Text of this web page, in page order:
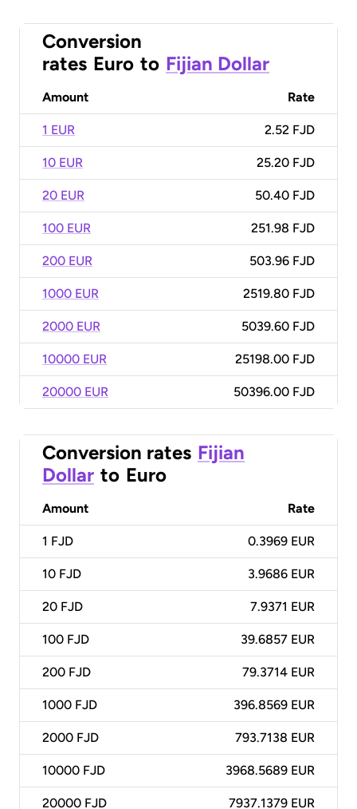
Conversion
rates Euro to Fijian Dollar
Amount Rate
1 EUR 2.52 FJD
10 EUR 25.20 FJD
20 EUR 50.40 FJD
100 EUR 251.98 FJD
200 EUR 503.96 FJD
1000 EUR 2519.80 FJD
2000 EUR 5039.60 FJD
10000 EUR 25198.00 FJD
20000 EUR 50396.00 FJD
Conversion rates Fijian
Dollar to Euro
Amount Rate
1 FJD 0.3969 EUR
10 FJD 3.9686 EUR
20 FJD 7.9371 EUR
100 FJD 39.6857 EUR
200 FJD 79.3714 EUR
1000 FJD 396.8569 EUR
2000 FJD 793.7138 EUR
10000 FJD 3968.5689 EUR
20000 FJD 7937.1379 EUR